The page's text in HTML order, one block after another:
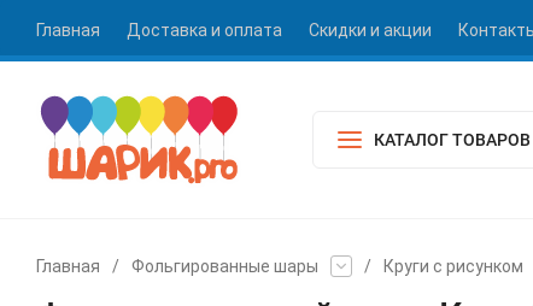
Главная Доставка и оплата Скидки и акции
КАТАЛОГ ТОВАРОВ
Главная / Фольгированные шары / Круги с рисунком